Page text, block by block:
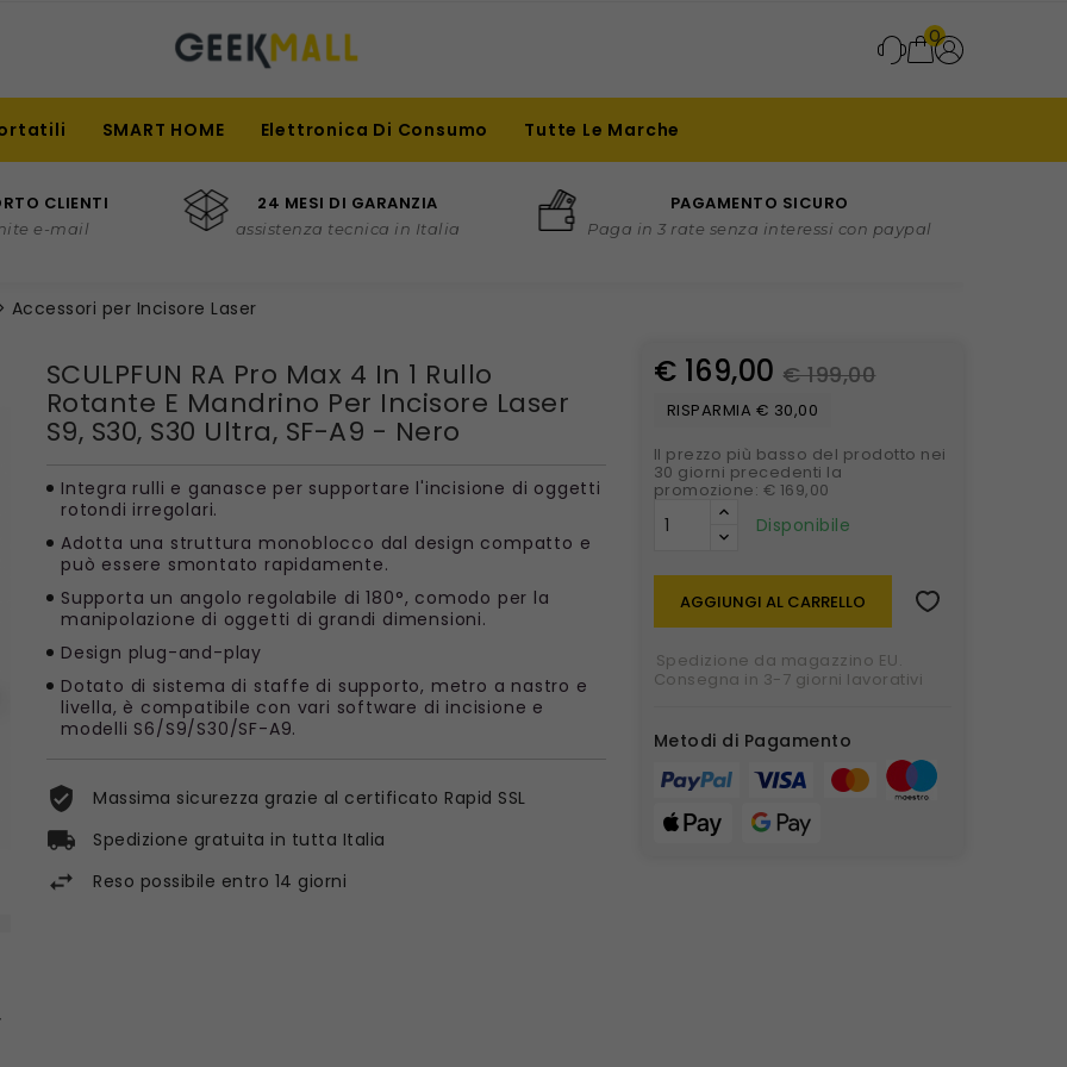
0
SMART HOME Elettronica Di Consumo Tutte Le Marche
CLIENTI
e-mail
24 MESI DI GARANZIA
assistenza tecnica in Italia
PAGAMENTO SICURO
Paga in 3 rate senza interessi con paypal
Accessori per Incisore Laser
SCULPFUN RA Pro Max 4 In 1 Rullo
Rotante E Mandrino Per Incisore Laser
S9, S30, S30 Ultra, SF-A9 - Nero
Integra rulli e ganasce per supportare l'incisione di oggetti
rotondi irregolari.
Adotta una struttura monoblocco dal design compatto e
può essere smontato rapidamente.
Supporta un angolo regolabile di 180°, comodo per la
manipolazione di oggetti di grandi dimensioni.
Design plug-and-play
Dotato di sistema di staffe di supporto, metro a nastro e
livella, è compatibile con vari software di incisione e
modelli S6/S9/S30/SF-A9.
Massima sicurezza grazie al certificato Rapid SSL
Spedizione gratuita in tutta Italia
Reso possibile entro 14 giorni
€ 169,00 € 199,00
RISPARMIA € 30,00
Il prezzo più basso del prodotto nei
30 giorni precedenti la
promozione: € 169,00
Disponibile
AGGIUNGI AL CARRELLO
Spedizione da magazzino EU.
Consegna in 3-7 giorni lavorativi
Metodi di Pagamento